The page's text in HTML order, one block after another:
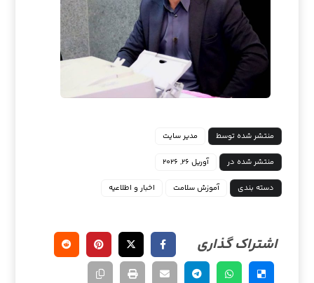
منتشر شده توسط مدیر سایت
منتشر شده در آوریل ۲۶, ۲۰۲۶
دسته بندی آموزش سلامت اخبار و اطلاعیه